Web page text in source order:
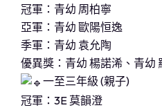
冠軍：青幼 周柏寧
亞軍：青幼 歐陽恒逸
季軍：青幼 袁允陶
優異獎：青幼 楊諾浠、青幼
一至三年級 (親子)
冠軍：3E 莫韻澄